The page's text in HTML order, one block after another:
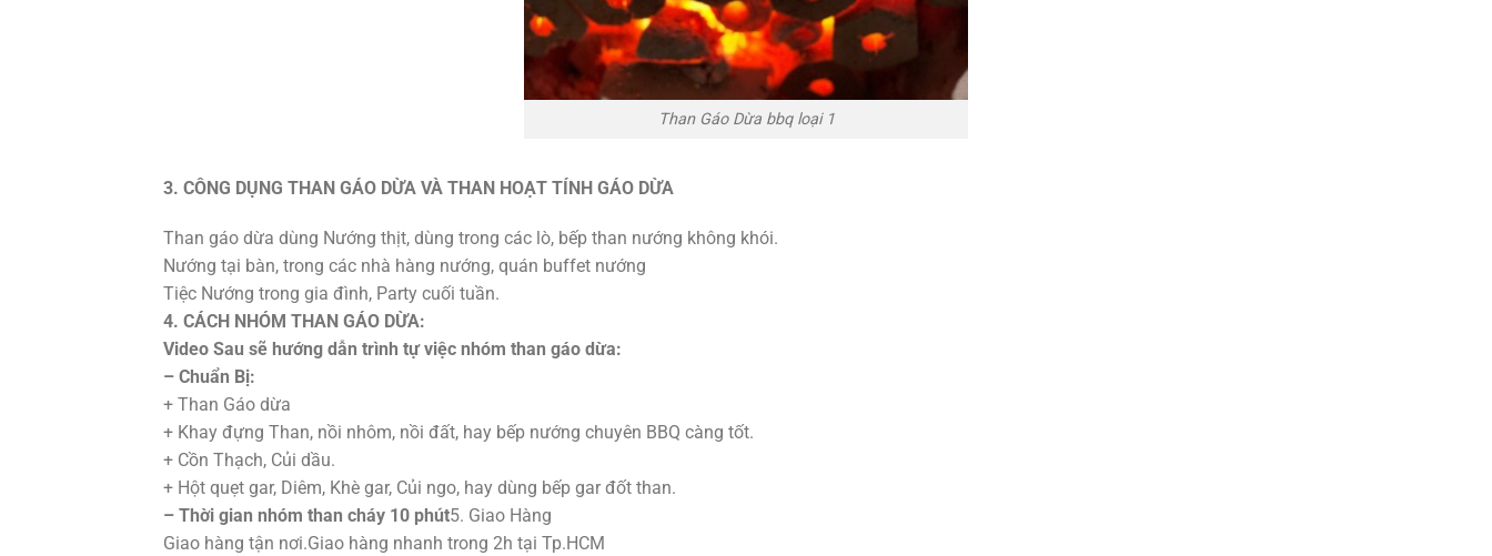
Than Gáo Dừa bbq loại 1
3. CÔNG DỤNG THAN GÁO DỪA VÀ THAN HOẠT TÍNH GÁO DỪA
Than gáo dừa dùng Nướng thịt, dùng trong các lò, bếp than nướng không khói.
Nướng tại bàn, trong các nhà hàng nướng, quán buffet nướng
Tiệc Nướng trong gia đình, Party cuối tuần.
4. CÁCH NHÓM THAN GÁO DỪA:
Video Sau sẽ hướng dẫn trình tự việc nhóm than gáo dừa:
– Chuẩn Bị:
+ Than Gáo dừa
+ Khay đựng Than, nồi nhôm, nồi đất, hay bếp nướng chuyên BBQ càng tốt.
+ Cồn Thạch, Củi dầu.
+ Hột quẹt gar, Diêm, Khè gar, Củi ngo, hay dùng bếp gar đốt than.
– Thời gian nhóm than cháy 10 phút5. Giao Hàng
Giao hàng tận nơi.Giao hàng nhanh trong 2h tại Tp.HCM